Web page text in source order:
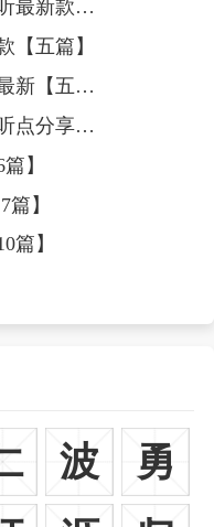
【五篇】
【五篇】
五篇】
【七篇】
】
】
篇】
波
勇